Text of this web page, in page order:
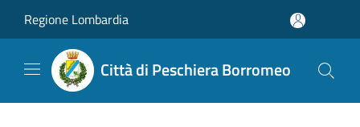
Regione Lombardia
Città di Peschiera Borromeo